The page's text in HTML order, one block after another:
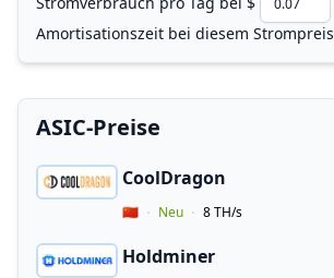
Amortisationszeit bei diesem Strompreis
ASIC-Preise
CoolDragon
Vendor Country
🇨🇳 Neu 8 TH/s
Holdminer